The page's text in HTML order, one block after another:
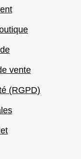
vente
(RGPD)